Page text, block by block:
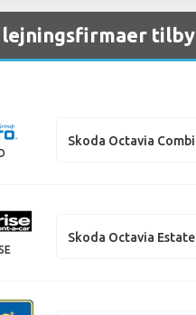
Skoda Octavia Combi
Skoda Octavia Estate